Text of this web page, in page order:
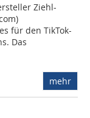
Ziehl-
für den TikTok-
Das
mehr